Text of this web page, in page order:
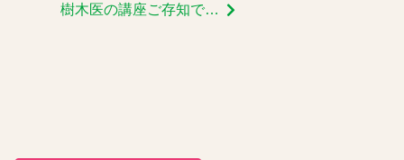
樹木医の講座ご存知ですか？